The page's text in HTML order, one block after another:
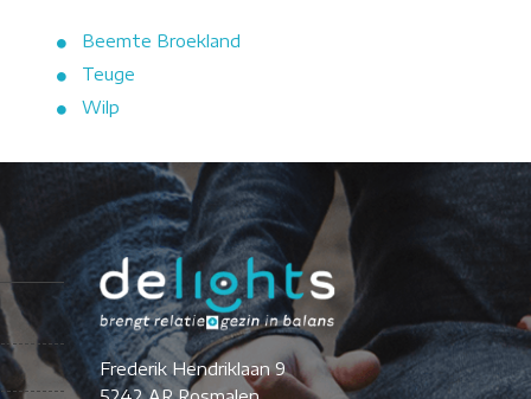
Beemte Broekland
Teuge
Wilp
Frederik Hendriklaan 9